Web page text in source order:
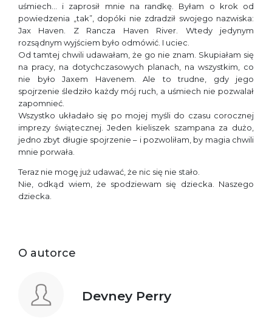
uśmiech… i zaprosił mnie na randkę. Byłam o krok od
powiedzenia „tak”, dopóki nie zdradził swojego nazwiska:
Jax Haven. Z Rancza Haven River. Wtedy jedynym
rozsądnym wyjściem było odmówić. I uciec.
Od tamtej chwili udawałam, że go nie znam. Skupiałam się
na pracy, na dotychczasowych planach, na wszystkim, co
nie było Jaxem Havenem. Ale to trudne, gdy jego
spojrzenie śledziło każdy mój ruch, a uśmiech nie pozwalał
zapomnieć.
Wszystko układało się po mojej myśli do czasu corocznej
imprezy świątecznej. Jeden kieliszek szampana za dużo,
jedno zbyt długie spojrzenie – i pozwoliłam, by magia chwili
mnie porwała.
Teraz nie mogę już udawać, że nic się nie stało.
Nie, odkąd wiem, że spodziewam się dziecka. Naszego
dziecka.
O autorce
Devney Perry